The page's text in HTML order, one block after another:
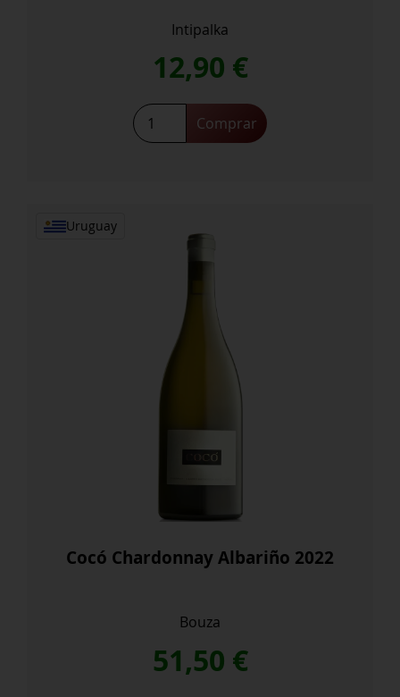
Intipalka
12,90 €
Chardonnay
2024
Comprar
Uruguay
Cocó Chardonnay Albariño 2022
Bouza
51,50 €